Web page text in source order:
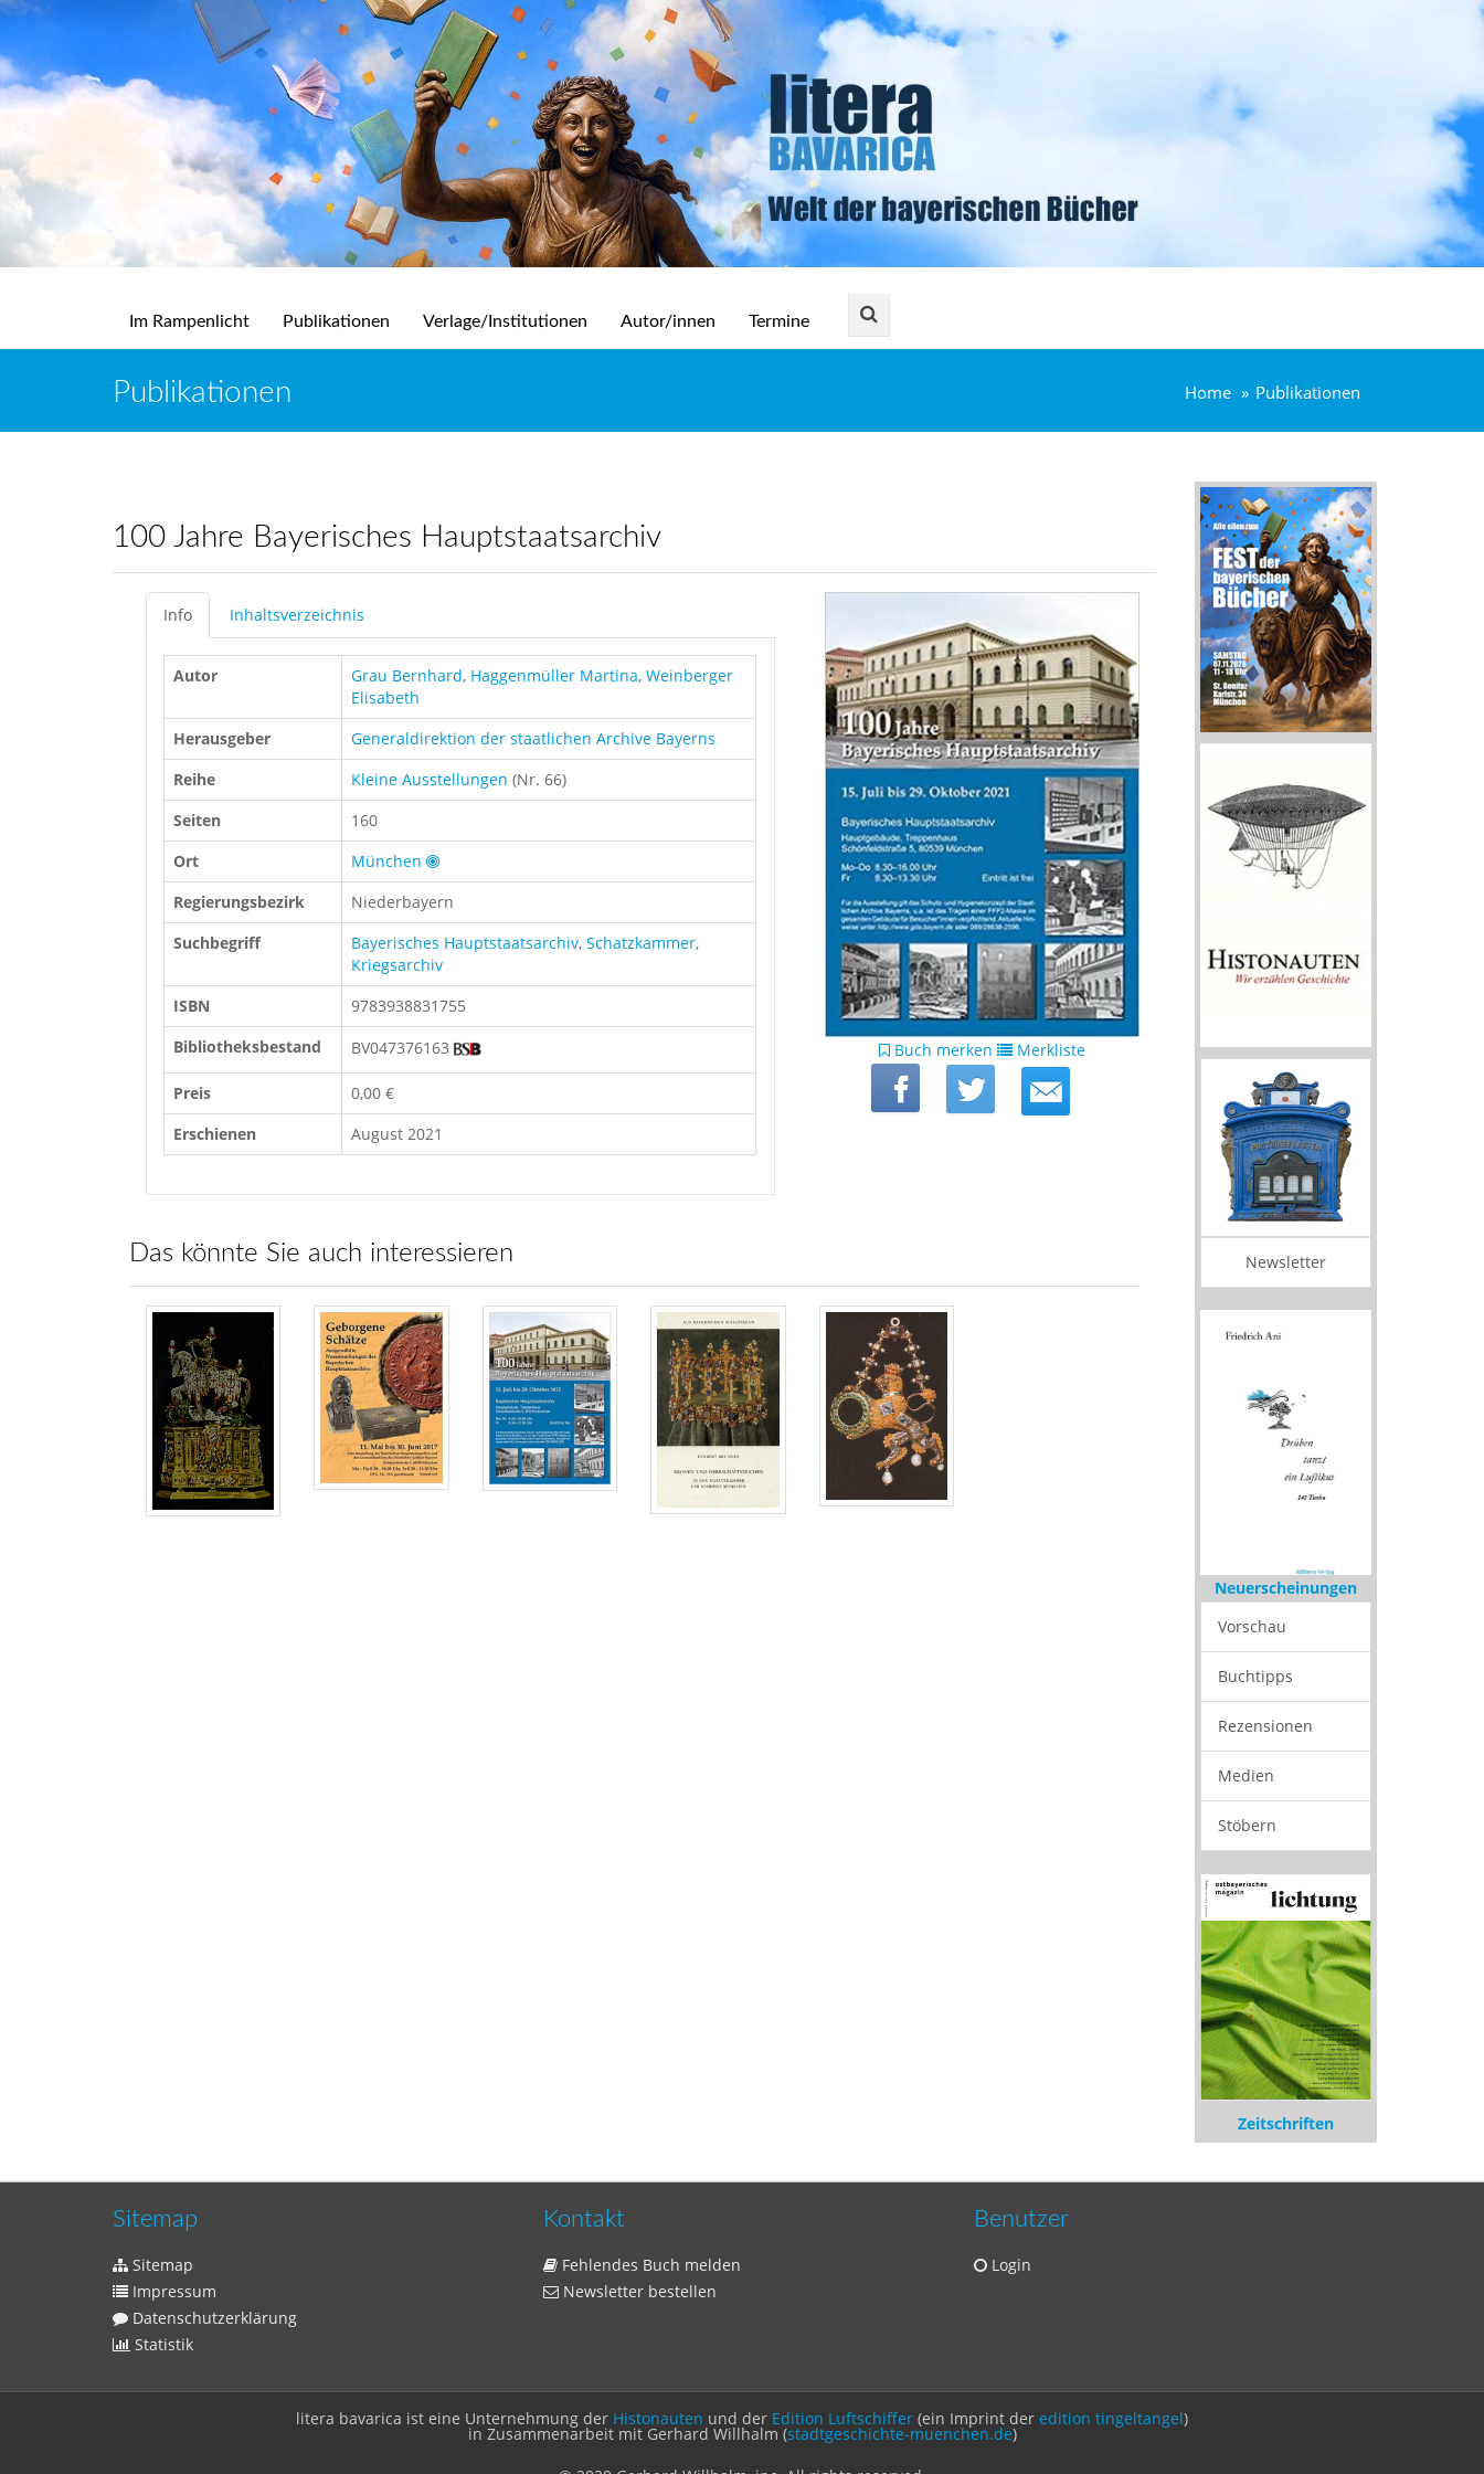
Im Rampenlicht Publikationen Verlage/Institutionen Autor/innen Termine
Publikationen Home Publikationen
100 Jahre Bayerisches Hauptstaatsarchiv
Info Inhaltsverzeichnis
Autor Grau Bernhard, Haggenmüller Martina, Weinberger
Elisabeth
Herausgeber
Generaldirektion der staatlichen Archive Bayerns
Reihe
Kleine Ausstellungen (Nr. 66)
Seiten
160
Ort
München
Regierungsbezirk
Niederbayern
Suchbegriff
Bayerisches Hauptstaatsarchiv, Schatzkammer,
Kriegsarchiv
ISBN
9783938831755
Bibliotheksbestand
BV047376163
Preis
0,00 €
Erschienen
August 2021
Buch merken Merkliste
Das könnte Sie auch interessieren Newsletter
Neuerscheinungen
Vorschau
Buchtipps
Rezensionen
Medien
Stöbern
Zeitschriften
Sitemap
Sitemap
Impressum
Datenschutzerklärung
Statistik
Kontakt
Fehlendes Buch melden
Newsletter bestellen
Benutzer
Login
litera bavarica ist eine Unternehmung der Histonauten und der Edition Luftschiffer (ein Imprint der edition tingeltangel)
in Zusammenarbeit mit Gerhard Willhalm (stadtgeschichte-muenchen.de)